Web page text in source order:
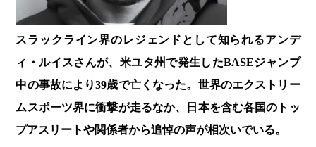
スラックライン界のレジェンドとして知られるアンデ
ィ・ルイスさんが、米ユタ州で発生したBASEジャンプ
中の事故により39歳で亡くなった。世界のエクストリー
ムスポーツ界に衝撃が走るなか、日本を含む各国のトッ
プアスリートや関係者から追悼の声が相次いでいる。